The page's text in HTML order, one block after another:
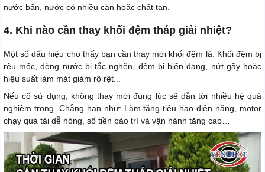
nước bẩn, nước có nhiều cặn hoặc chất tan.
4. Khi nào cần thay khối đệm tháp giải nhiệt?
Một số dấu hiệu cho thấy bạn cần thay mới khối đệm là: Khối đệm bị
rêu mốc, dòng nước bị tắc nghẽn, đệm bị biến dạng, nứt gãy hoặc
hiệu suất làm mát giảm rõ rệt...
Nếu cố sử dụng, không thay mới đúng lúc sẽ dẫn tới nhiều hệ quả
nghiêm trọng. Chẳng hạn như: Làm tăng tiêu hao điện năng, motor
chạy quá tải dễ hỏng, số tiền bảo trì và vận hành tăng cao…